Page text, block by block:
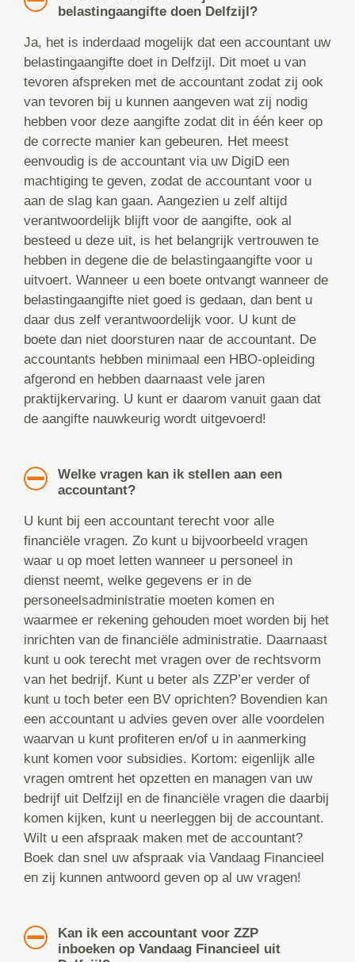
belastingaangifte doen Delfzijl?
Ja, het is inderdaad mogelijk dat een accountant uw
belastingaangifte doet in Delfzijl. Dit moet u van
tevoren afspreken met de accountant zodat zij ook
van tevoren bij u kunnen aangeven wat zij nodig
hebben voor deze aangifte zodat dit in één keer op
de correcte manier kan gebeuren. Het meest
eenvoudig is de accountant via uw DigiD een
machtiging te geven, zodat de accountant voor u
aan de slag kan gaan. Aangezien u zelf altijd
verantwoordelijk blijft voor de aangifte, ook al
besteed u deze uit, is het belangrijk vertrouwen te
hebben in degene die de belastingaangifte voor u
uitvoert. Wanneer u een boete ontvangt wanneer de
belastingaangifte niet goed is gedaan, dan bent u
daar dus zelf verantwoordelijk voor. U kunt de
boete dan niet doorsturen naar de accountant. De
accountants hebben minimaal een HBO-opleiding
afgerond en hebben daarnaast vele jaren
praktijkervaring. U kunt er daarom vanuit gaan dat
de aangifte nauwkeurig wordt uitgevoerd!
Welke vragen kan ik stellen aan een
accountant?
U kunt bij een accountant terecht voor alle
financiële vragen. Zo kunt u bijvoorbeeld vragen
waar u op moet letten wanneer u personeel in
dienst neemt, welke gegevens er in de
personeelsadministratie moeten komen en
waarmee er rekening gehouden moet worden bij het
inrichten van de financiële administratie. Daarnaast
kunt u ook terecht met vragen over de rechtsvorm
van het bedrijf. Kunt u beter als ZZP’er verder of
kunt u toch beter een BV oprichten? Bovendien kan
een accountant u advies geven over alle voordelen
waarvan u kunt profiteren en/of u in aanmerking
kunt komen voor subsidies. Kortom: eigenlijk alle
vragen omtrent het opzetten en managen van uw
bedrijf uit Delfzijl en de financiële vragen die daarbij
komen kijken, kunt u neerleggen bij de accountant.
Wilt u een afspraak maken met de accountant?
Boek dan snel uw afspraak via Vandaag Financieel
en zij kunnen antwoord geven op al uw vragen!
Kan ik een accountant voor ZZP
inboeken op Vandaag Financieel uit